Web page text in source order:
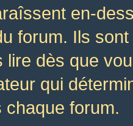
en-
forum. Ils
lire dès que
qui
chaque forum.